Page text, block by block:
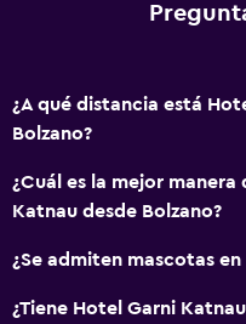
¿A qué distancia está
Bolzano?
¿Cuál es la mejor
Katnau desde Bolzano?
¿Se admiten mascotas
¿Tiene Hotel Garni